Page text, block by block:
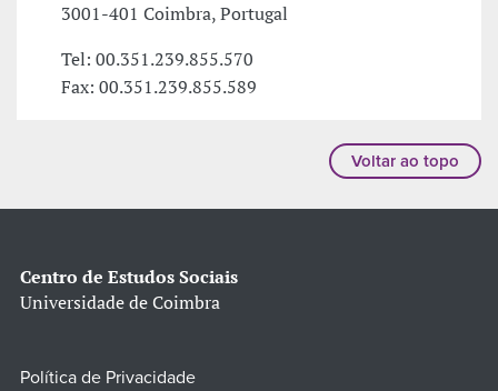
3001-401 Coimbra, Portugal
Tel: 00.351.239.855.570
Fax: 00.351.239.855.589
Voltar ao topo
Centro de Estudos Sociais
Universidade de Coimbra
Política de Privacidade